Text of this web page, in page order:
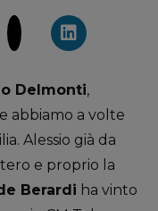
Delmonti,
abbiamo a volte
Alessio già da
e proprio la
Berardi ha vinto